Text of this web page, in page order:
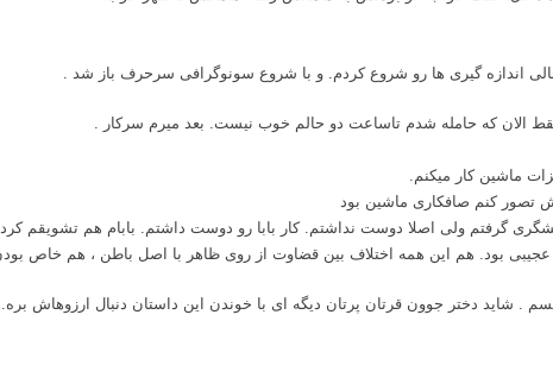
اندازه گیری ها رو شروع کردم. و با شروع سونوگرافی سرحرف باز شد .
الان که حامله شدم تاساعت دو حالم خوب نیست. بعد میرم سرکار .
ماشین کار میکنم.
تصور کنم صافکاری ماشین بود
گرفتم ولی اصلا دوست نداشتم. کار بابا رو دوست داشتم. بابام هم تشویقم
بود. هم این همه اختلاف بین قضاوت از روی ظاهر با اصل باطن ، هم خاص
. شاید دختر جوون قرتان پرتان دیگه ای با خوندن این داستان دنبال ارزوهاش بره.